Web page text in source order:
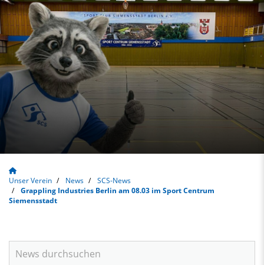
Unser Verein News
SCS-News
Grappling Industries Berlin am 08.03 im Sport Centrum
Siemensstadt